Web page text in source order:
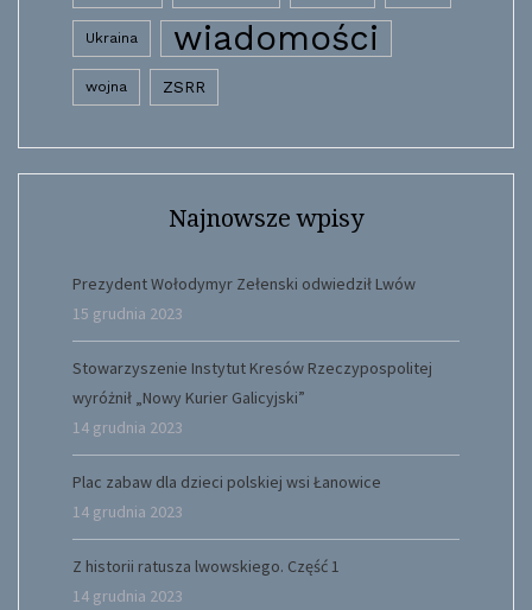
Ukraina wiadomości
wojna ZSRR
Najnowsze wpisy
Prezydent Wołodymyr Zełenski odwiedził Lwów
15 grudnia 2023
Stowarzyszenie Instytut Kresów Rzeczypospolitej
wyróżnił „Nowy Kurier Galicyjski”
14 grudnia 2023
Plac zabaw dla dzieci polskiej wsi Łanowice
14 grudnia 2023
Z historii ratusza lwowskiego. Część 1
14 grudnia 2023